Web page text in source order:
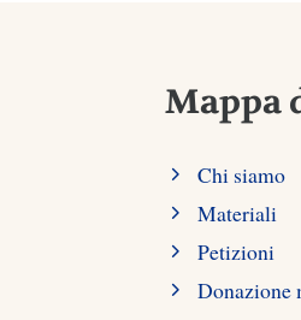
Mappa
Chi siamo
Materiali
Petizioni
Donazione